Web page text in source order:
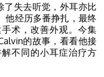
了失去听觉，外耳亦比
他经历多番挣扎，最终
术，改善外观。今集
的故事，看看他接
不同的小耳症治疗方